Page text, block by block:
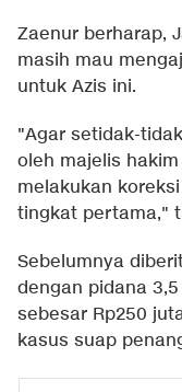
Zaenur berharap,
masih mau
untuk Azis ini.
"Agar setidak-
oleh majelis
melakukan
tingkat pertama,"
Sebelumnya
dengan pidana
sebesar Rp250
kasus suap